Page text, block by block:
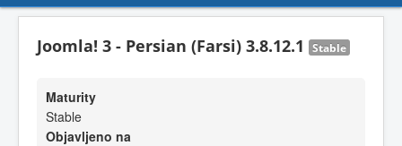
Joomla! 3 - Persian (Farsi) 3.8.12.1 Stable
Maturity
Stable
Objavljeno na